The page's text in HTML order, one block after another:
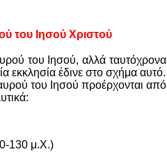
του Ιησού Χριστού
του Ιησού, αλλά ταυτόχρονα
εκκλησία έδινε στο σχήμα αυτό.
του Ιησού προέρχονται από
130 μ.Χ.)